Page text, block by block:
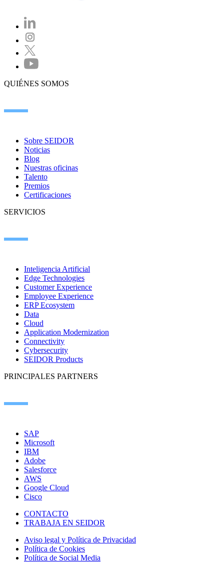
QUIÉNES SOMOS
Sobre SEIDOR
Noticias
Blog
Nuestras oficinas
Talento
Premios
Certificaciones
SERVICIOS
Inteligencia Artificial
Edge Technologies
Customer Experience
Employee Experience
ERP Ecosystem
Data
Cloud
Application Modernization
Connectivity
Cybersecurity
SEIDOR Products
PRINCIPALES PARTNERS
SAP
Microsoft
IBM
Adobe
Salesforce
AWS
Google Cloud
Cisco
CONTACTO
TRABAJA EN SEIDOR
Aviso legal y Política de Privacidad
Política de Cookies
Política de Social Media